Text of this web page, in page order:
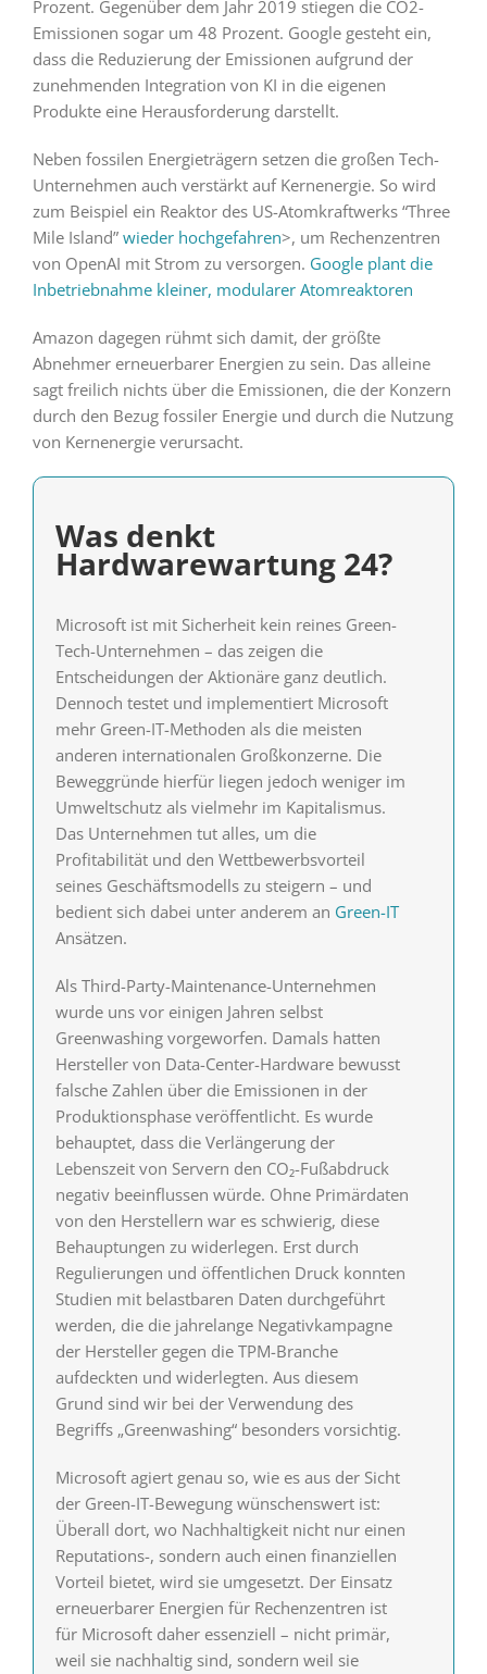
Prozent. Gegenüber dem Jahr 2019 stiegen die CO2-
Emissionen sogar um 48 Prozent. Google gesteht ein,
dass die Reduzierung der Emissionen aufgrund der
zunehmenden Integration von KI in die eigenen
Produkte eine Herausforderung darstellt.
Neben fossilen Energieträgern setzen die großen Tech-
Unternehmen auch verstärkt auf Kernenergie. So wird
zum Beispiel ein Reaktor des US-Atomkraftwerks “Three
Mile Island” wieder hochgefahren>, um Rechenzentren
von OpenAI mit Strom zu versorgen. Google plant die
Inbetriebnahme kleiner, modularer Atomreaktoren
Amazon dagegen rühmt sich damit, der größte
Abnehmer erneuerbarer Energien zu sein. Das alleine
sagt freilich nichts über die Emissionen, die der Konzern
durch den Bezug fossiler Energie und durch die Nutzung
von Kernenergie verursacht.
Was denkt
Hardwarewartung 24?
Microsoft ist mit Sicherheit kein reines Green-
Tech-Unternehmen – das zeigen die
Entscheidungen der Aktionäre ganz deutlich.
Dennoch testet und implementiert Microsoft
mehr Green-IT-Methoden als die meisten
anderen internationalen Großkonzerne. Die
Beweggründe hierfür liegen jedoch weniger im
Umweltschutz als vielmehr im Kapitalismus.
Das Unternehmen tut alles, um die
Profitabilität und den Wettbewerbsvorteil
seines Geschäftsmodells zu steigern – und
bedient sich dabei unter anderem an Green-IT
Ansätzen.
Als Third-Party-Maintenance-Unternehmen
wurde uns vor einigen Jahren selbst
Greenwashing vorgeworfen. Damals hatten
Hersteller von Data-Center-Hardware bewusst
falsche Zahlen über die Emissionen in der
Produktionsphase veröffentlicht. Es wurde
behauptet, dass die Verlängerung der
Lebenszeit von Servern den CO₂-Fußabdruck
negativ beeinflussen würde. Ohne Primärdaten
von den Herstellern war es schwierig, diese
Behauptungen zu widerlegen. Erst durch
Regulierungen und öffentlichen Druck konnten
Studien mit belastbaren Daten durchgeführt
werden, die die jahrelange Negativkampagne
der Hersteller gegen die TPM-Branche
aufdeckten und widerlegten. Aus diesem
Grund sind wir bei der Verwendung des
Begriffs „Greenwashing“ besonders vorsichtig.
Microsoft agiert genau so, wie es aus der Sicht
der Green-IT-Bewegung wünschenswert ist:
Überall dort, wo Nachhaltigkeit nicht nur einen
Reputations-, sondern auch einen finanziellen
Vorteil bietet, wird sie umgesetzt. Der Einsatz
erneuerbarer Energien für Rechenzentren ist
für Microsoft daher essenziell – nicht primär,
weil sie nachhaltig sind, sondern weil sie